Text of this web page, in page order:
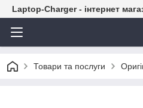
Laptop-Charger - інтернет
Товари та послуги